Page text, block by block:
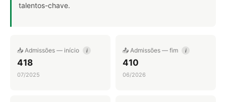
talentos-chave.
📥 Admissões — início i
418
07/2025
📤 Admissões — fim i
410
06/2026